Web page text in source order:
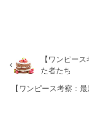
【ワンピー
た者たち
【ワンピース考察：